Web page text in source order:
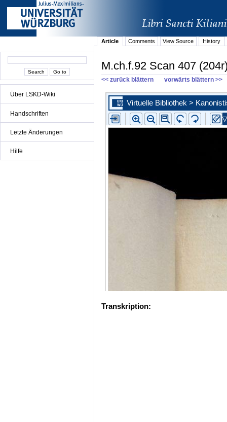
Über LSKD-Wiki
Handschriften
Letzte Änderungen
Hilfe
Article Comments View Source History
M.ch.f.92 Scan 407
<< zurück blättern vorwärts blättern >>
Transkription: